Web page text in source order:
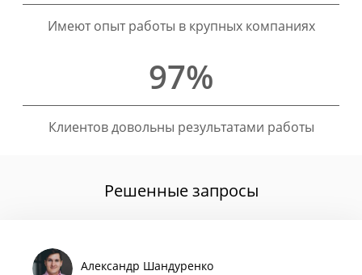
Имеют опыт работы в крупных компаниях
97%
Клиентов довольны результатами работы
Решенные запросы
Александр Шандуренко